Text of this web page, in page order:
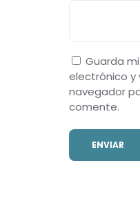
Guarda
electrónico y
navegador
comente.